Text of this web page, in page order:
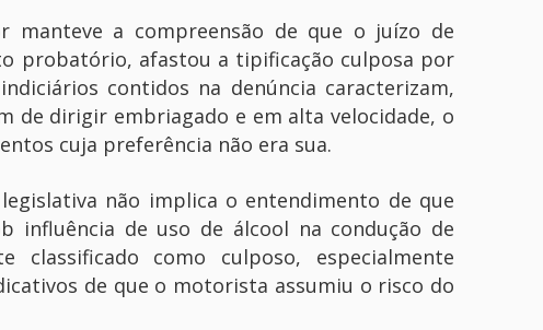
manteve a compreensão de que o juízo de
probatório, afastou a tipificação culposa por
contidos na denúncia caracterizam,
de dirigir embriagado e em alta velocidade, o
cuja preferência não era sua.
não implica o entendimento de que
influência de uso de álcool na condução de
classificado como culposo, especialmente
de que o motorista assumiu o risco do